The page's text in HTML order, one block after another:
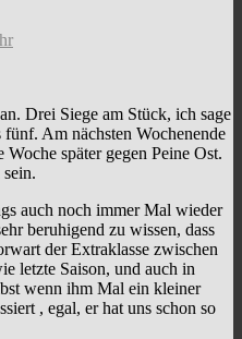
Drei Siege am Stück, ich sage
fünf. Am nächsten Wochenende
Woche später gegen Peine Ost.
auch noch immer Mal wieder
beruhigend zu wissen, dass
der Extraklasse zwischen
letzte Saison, und auch in
wenn ihm Mal ein kleiner
, egal, er hat uns schon so